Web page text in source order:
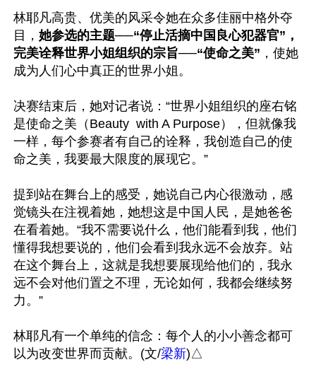
林耶凡高贵、优美的风采令她在众多佳丽中格外夺
目， 她参选的主题──“停止活摘中国良心犯器官”，
完美诠释世界小姐组织的宗旨──“使命之美” ，使她
成为人们心中真正的世界小姐。
决赛结束后，她对记者说：“世界小姐组织的座右铭
是使命之美（Beauty  with A Purpose），但就像我
一样，每个参赛者有自己的诠释，我创造自己的使
命之美，我要最大限度的展现它。”
提到站在舞台上的感受，她说自己内心很激动，感
觉镜头在注视着她，她想这是中国人民，是她爸爸
在看着她。“我不需要说什么，他们能看到我，他们
懂得我想要说的，他们会看到我永远不会放弃。站
在这个舞台上，这就是我想要展现给他们的，我永
远不会对他们置之不理，无论如何，我都会继续努
力。”
林耶凡有一个单纯的信念：每个人的小小善念都可
以为改变世界而贡献。(文/梁新